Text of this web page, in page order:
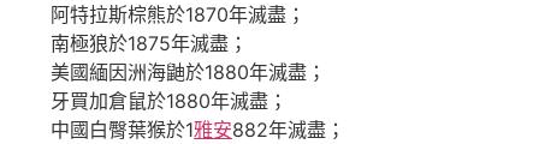
阿特拉斯棕熊於1870年滅盡；
南極狼於1875年滅盡；
美國緬因洲海鼬於1880年滅盡；
牙買加倉鼠於1880年滅盡；
中國白臀葉猴於1雅安882年滅盡；